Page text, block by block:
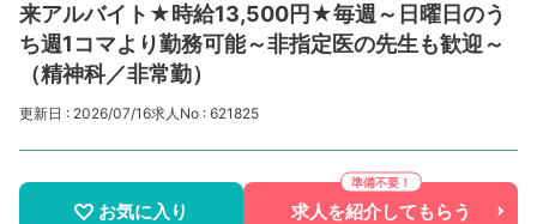
来アルバイト★時給13,500円★毎週～日曜日のう
ち週1コマより勤務可能～非指定医の先生も歓迎～
（精神科／非常勤）
更新日 : 2026/07/16求人No : 621825
お気に入り 求人を紹介してもらう